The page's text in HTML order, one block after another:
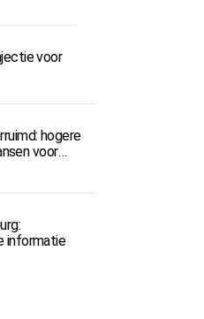
voor
hogere
voor
informatie